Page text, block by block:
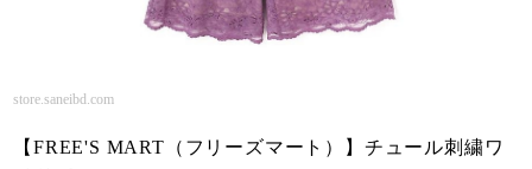
store.saneibd.com
【FREE'S MART（フリーズマート）】チュール刺繍ワ